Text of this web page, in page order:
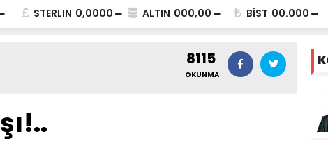
STERLIN 0,0000 ALTIN 000,00 BİST 00.000
8115
OKUNMA